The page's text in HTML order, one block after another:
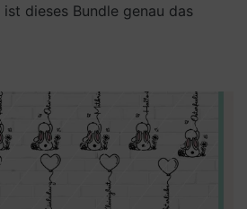
ist dieses Bundle genau das